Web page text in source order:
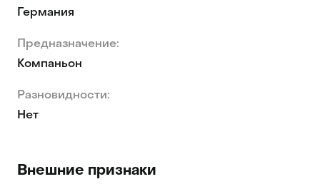
Германия
Предназначение:
Компаньон
Разновидности:
Нет
Внешние признаки